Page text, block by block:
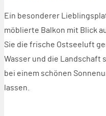
Ein besonderer
möblierte Balkon mit Blick
Sie die frische Ostseeluft
Wasser und die Landschaft
bei einem schönen
lassen.